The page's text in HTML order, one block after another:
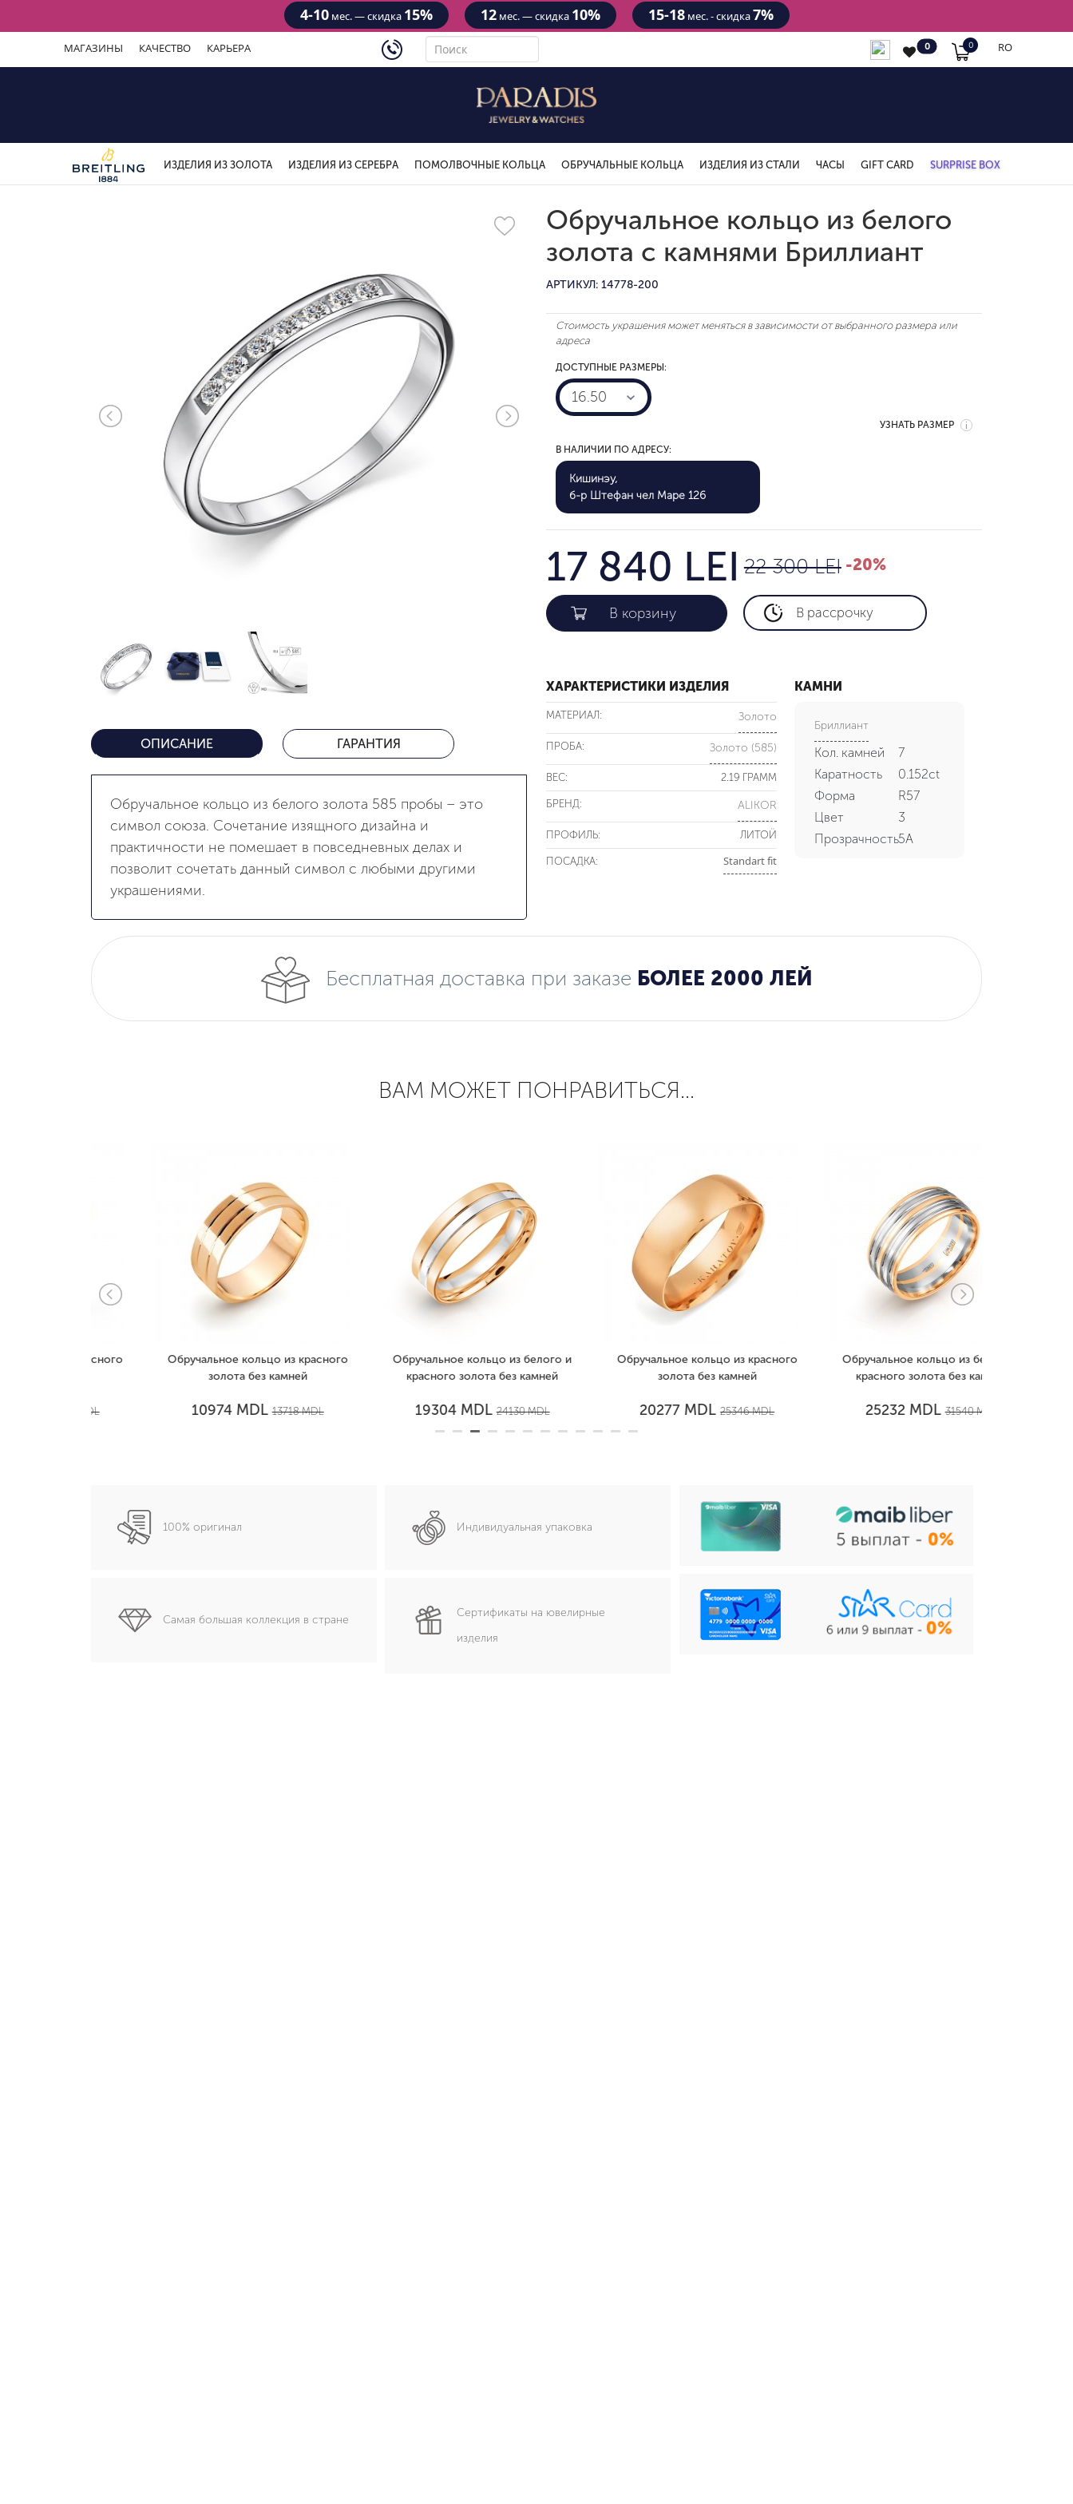
4-10мес. — скидка 15% 12мес. — скидка 10% 15-18мес. - скидка7%
МАГАЗИНЫ КАЧЕСТВО КАРЬЕРА 4434 RO
0 0
ИЗДЕЛИЯ ИЗ ЗОЛОТА ИЗДЕЛИЯ ИЗ СЕРЕБРА ПОМОЛВОЧНЫЕ КОЛЬЦА ОБРУЧАЛЬНЫЕ КОЛЬЦА ИЗДЕЛИЯ ИЗ СТАЛИ ЧАСЫ GIFT CARD SURPRISE BOX
ОПИСАНИЕ ГАРАНТИЯ
Обручальное кольцо из белого золота 585 пробы – это
символ союза. Сочетание изящного дизайна и
практичности не помешает в повседневных делах и
позволит сочетать данный символ с любыми другими
украшениями.
Обручальное кольцо из белого
золота с камнями Бриллиант
АРТИКУЛ: 14778-200
Стоимость украшения может меняться в зависимости от выбранного размера или
адреса
ДОСТУПНЫЕ РАЗМЕРЫ:
16.50
УЗНАТЬ РАЗМЕР
В НАЛИЧИИ ПО АДРЕСУ:
Кишинэу,
б-р Штефан чел Маре 126
17 840 LEI 22 300 LEI -20%
В рассрочку
ХАРАКТЕРИСТИКИ ИЗДЕЛИЯ
МАТЕРИАЛ: Золото
ПРОБА: Золото (585)
ВЕС: 2.19 ГРАММ
БРЕНД: ALIKOR
ПРОФИЛЬ: ЛИТОЙ
ПОСАДКА: Standart fit
КАМНИ
Бриллиант
Кол. камней
7
Каратность
0.152ct
Форма
R57
Цвет
3
Прозрачность5А
Бесплатная доставка при заказе БОЛЕЕ 2000 ЛЕЙ
ВАМ МОЖЕТ ПОНРАВИТЬСЯ...
Обручальное кольцо из красного
золота без камней
MDL 13718MDL
Обручальное кольцо из белого и
красного золота без камней
MDL 24130MDL
Обручальное кольцо из красного
золота без камней
MDL 25346MDL
Обручальное кольцо из белого и
красного золота без камней
MDL 31540MDL
100% оригинал
Самая большая коллекция в стране
Индивидуальная упаковка
Сертификаты на ювелирные
изделия